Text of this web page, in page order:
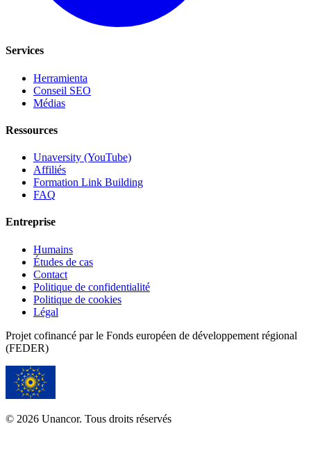
Services
Herramienta
Conseil SEO
Médias
Ressources
Unaversity (YouTube)
Affiliés
Formation Link Building
FAQ
Entreprise
Humains
Études de cas
Contact
Politique de confidentialité
Politique de cookies
Légal
Projet cofinancé par le Fonds européen de développement régional
(FEDER)
© 2026 Unancor. Tous droits réservés